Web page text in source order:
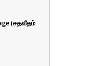
(சதவீதம்